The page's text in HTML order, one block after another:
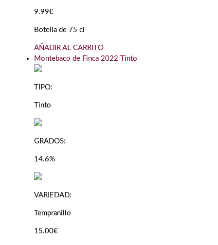
9.99€
Botella de 75 cl
AÑADIR AL CARRITO
Montebaco de Finca 2022 Tinto
TIPO:
Tinto
GRADOS:
14.6%
VARIEDAD:
Tempranillo
15.00€